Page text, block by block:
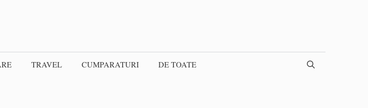
TRAVEL CUMPARATURI DE TOATE